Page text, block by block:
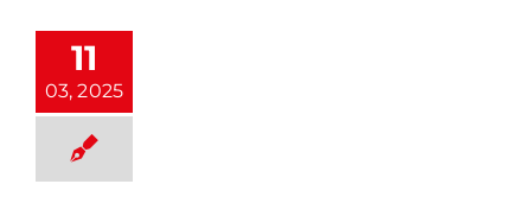
11
03, 2025
Figa
público
de Recreio
e